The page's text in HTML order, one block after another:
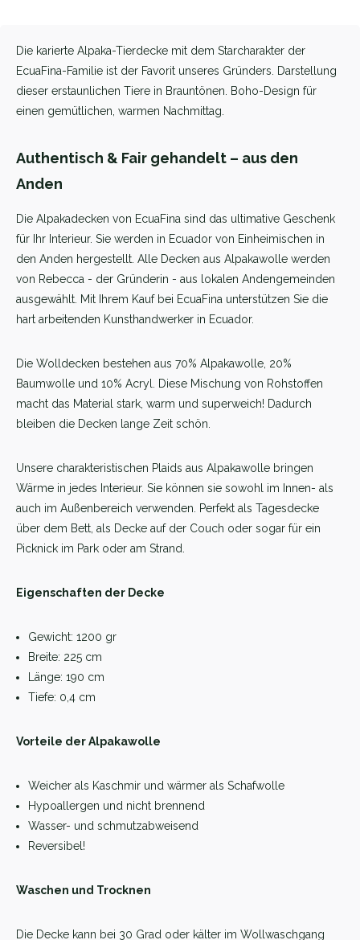
Die karierte Alpaka-Tierdecke mit dem Starcharakter der
EcuaFina-Familie ist der Favorit unseres Gründers. Darstellung
dieser erstaunlichen Tiere in Brauntönen. Boho-Design für
einen gemütlichen, warmen Nachmittag.
Authentisch & Fair gehandelt – aus den
Anden
Die Alpakadecken von EcuaFina sind das ultimative Geschenk
für Ihr Interieur. Sie werden in Ecuador von Einheimischen in
den Anden hergestellt. Alle Decken aus Alpakawolle werden
von Rebecca - der Gründerin - aus lokalen Andengemeinden
ausgewählt. Mit Ihrem Kauf bei EcuaFina unterstützen Sie die
hart arbeitenden Kunsthandwerker in Ecuador.
Die Wolldecken bestehen aus 70% Alpakawolle, 20%
Baumwolle und 10% Acryl. Diese Mischung von Rohstoffen
macht das Material stark, warm und superweich! Dadurch
bleiben die Decken lange Zeit schön.
Unsere charakteristischen Plaids aus Alpakawolle bringen
Wärme in jedes Interieur. Sie können sie sowohl im Innen- als
auch im Außenbereich verwenden. Perfekt als Tagesdecke
über dem Bett, als Decke auf der Couch oder sogar für ein
Picknick im Park oder am Strand.
Eigenschaften der Decke
Gewicht: 1200 gr
Breite: 225 cm
Länge: 190 cm
Tiefe: 0,4 cm
Vorteile der Alpakawolle
Weicher als Kaschmir und wärmer als Schafwolle
Hypoallergen und nicht brennend
Wasser- und schmutzabweisend
Reversibel!
Waschen und Trocknen
Die Decke kann bei 30 Grad oder kälter im Wollwaschgang